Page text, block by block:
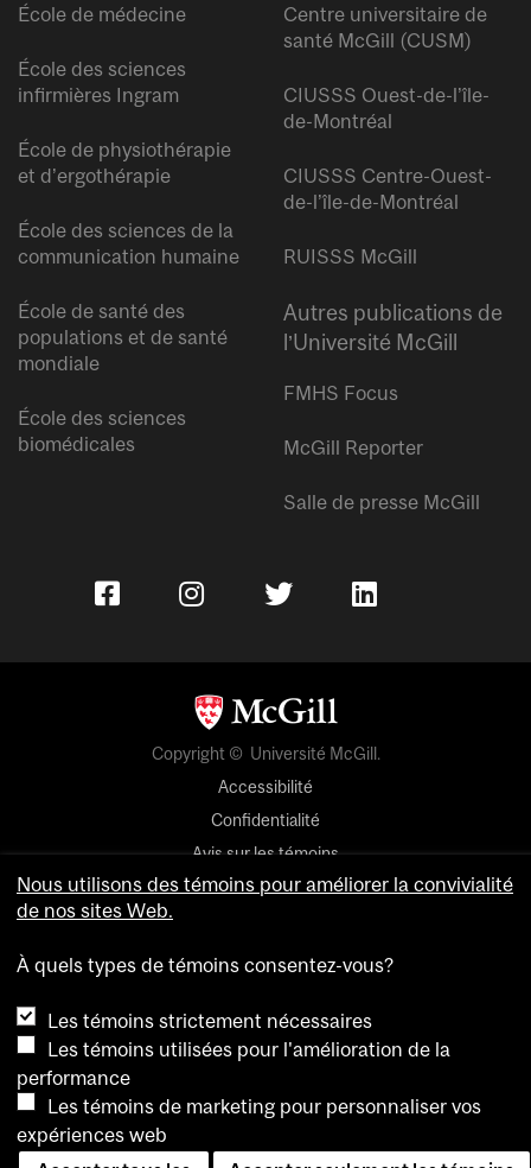
École de médecine
École des sciences
infirmières Ingram
École de physiothérapie
et d’ergothérapie
École des sciences de la
communication humaine
École de santé des
populations et de santé
mondiale
École des sciences
biomédicales
Centre universitaire de
santé McGill (CUSM)
CIUSSS Ouest-de-l’île-
de-Montréal
CIUSSS Centre-Ouest-
de-l’île-de-Montréal
RUISSS McGill
Autres publications de
l’Université McGill
FMHS Focus
McGill Reporter
Salle de presse McGill
Copyright © Université McGill.
Accessibilité
Confidentialité
Avis sur les témoins
Paramètres des témoins
Nous utilisons des témoins pour améliorer la convivialité
de nos sites Web.
À quels types de témoins consentez-vous?
Les témoins strictement nécessaires
Les témoins utilisées pour l'amélioration de la
performance
Les témoins de marketing pour personnaliser vos
expériences web